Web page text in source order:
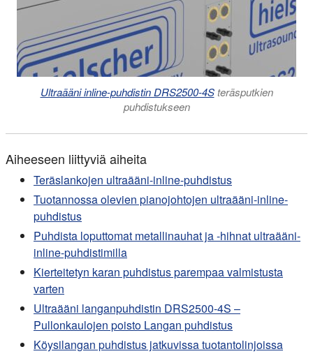
Ultraääni inline-puhdistin DRS2500-4Steräsputkien
puhdistukseen
Aiheeseen liittyviä aiheita
Teräslankojen ultraääni-inline-puhdistus
Tuotannossa olevien pianojohtojen ultraääni-inline-
puhdistus
Puhdista loputtomat metallinauhat ja -hihnat ultraääni-
inline-puhdistimilla
Kierteitetyn karan puhdistus parempaa valmistusta
varten
Ultraääni langanpuhdistin DRS2500-4S –
Pullonkaulojen poisto Langan puhdistus
Köysilangan puhdistus jatkuvissa tuotantolinjoissa